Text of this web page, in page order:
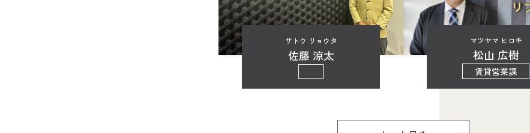
サトウ リョウタ
佐藤 涼太
マツヤマ ヒロキ
松山 広樹
賃貸営業課